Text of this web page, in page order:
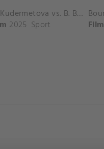
V. Kudermetova vs. B. Bencic Match Highlights - CINCINNATI_Champions Court ( August 10, 2025)
2025 Sport Film